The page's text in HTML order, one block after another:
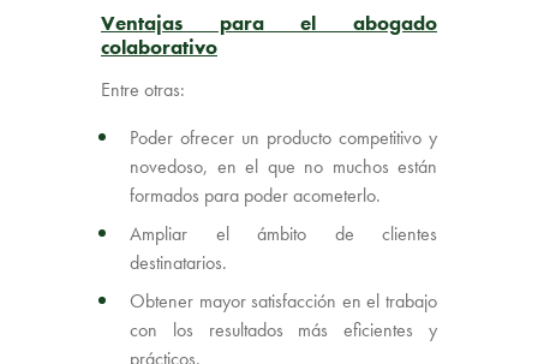
Ventajas para el abogado
colaborativo
Entre otras:
Poder ofrecer un producto competitivo y
novedoso, en el que no muchos están
formados para poder acometerlo.
Ampliar el ámbito de clientes
destinatarios.
Obtener mayor satisfacción en el trabajo
con los resultados más eficientes y